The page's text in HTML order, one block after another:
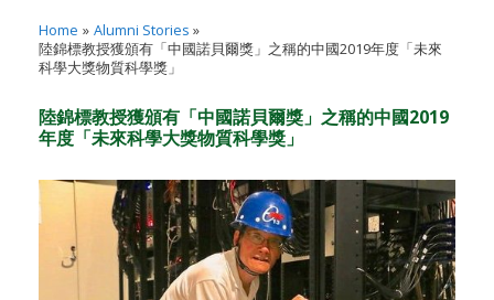
Home
Alumni Stories
陸錦標教授獲頒有「中國諾貝爾獎」之稱的中國2019年度「未來
科學大獎物質科學獎」
陸錦標教授獲頒有「中國諾貝爾獎」之稱的中國2019
年度「未來科學大獎物質科學獎」